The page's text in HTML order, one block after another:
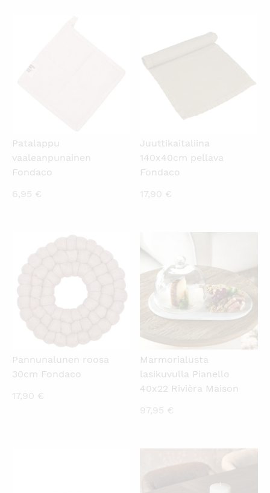
Patalappu
vaaleanpunainen
Fondaco
6,95 €
KATSO PIKANÄKYMÄ
Juuttikaitaliina
140x40cm pellava
Fondaco
17,90 €
Pannunalunen roosa
30cm Fondaco
17,90 €
Marmorialusta
lasikuvulla Pianello
40x22 Rivièra Maison
97,95 €